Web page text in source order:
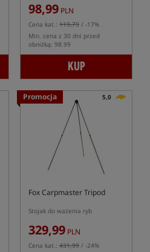
98,99 PLN
Cena kat.: 119,79 / -17%
Min. cena z 30 dni przed
obniżką: 98.99
KUP
Promocja 5,0
Fox Carpmaster Tripod
Stojak do ważenia ryb
329,99 PLN
Cena kat.: 431,99 / -24%